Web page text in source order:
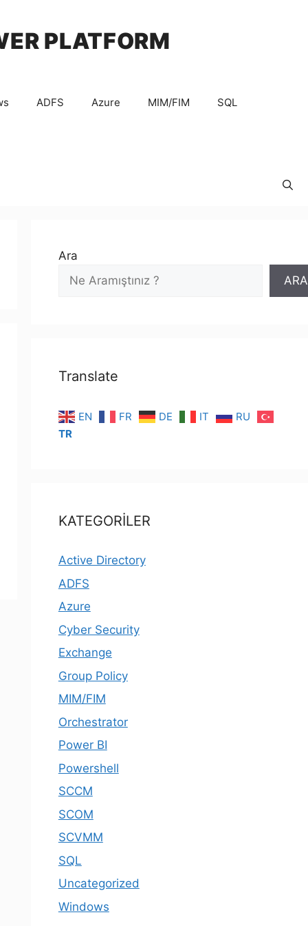
PLATFORM
ADFS Azure MIM/FIM SQL
Ara
ARA
Translate
EN FR DE IT
RU
TR
KATEGORİLER
Active Directory
ADFS
Azure
Cyber Security
Exchange
Group Policy
MIM/FIM
Orchestrator
Power BI
Powershell
SCCM
SCOM
SCVMM
SQL
Uncategorized
Windows